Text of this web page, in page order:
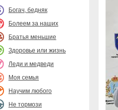
Богач, бедняк
Болеем за наших
Братья меньшие
Здоровье или жизнь
Леди и медведи
Моя семья
Научим любого
Не тормози